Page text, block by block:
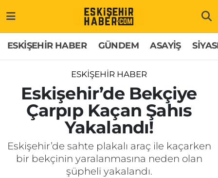
ESKİŞEHİR HABER GÜNDEM ASAYİŞ
ESKİŞEHİR HABER
Eskişehir’de Bekçiye
Çarpıp Kaçan Şahıs
Yakalandı!
Eskişehir’de sahte plakalı araç ile kaçarken
bir bekçinin yaralanmasına neden olan
şüpheli yakalandı.
GÜNDEM
ASAYİŞ
SİYASET
EKONOMİ
SAĞLIK
Hakkımızda
İletişim
Künye
Odunpazarı Trafik Yoğunluk Haritası
Süper Lig Puan Durumu ve Fikstür
Tüm Manşetler
Son Dakika Haberleri
Haber Arşivi